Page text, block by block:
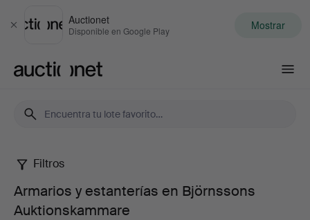
Cerrar
Auctionet
Disponible en Google Play Mostrar
Armarios
Filtros
Armarios y estanterías en Björnssons
Auktionskammare